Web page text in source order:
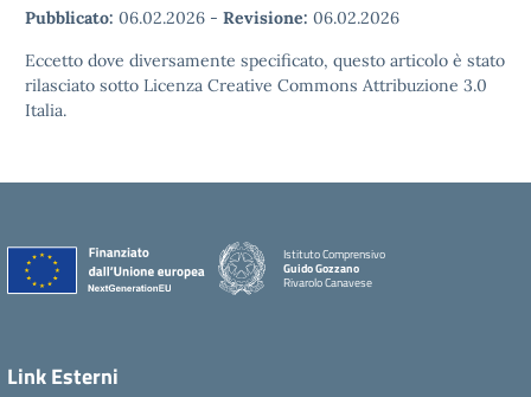
Pubblicato: 06.02.2026 - Revisione: 06.02.2026
Eccetto dove diversamente specificato, questo articolo è stato
rilasciato sotto Licenza Creative Commons Attribuzione 3.0
Italia.
Istituto Comprensivo
Guido Gozzano
Rivarolo Canavese
Link Esterni